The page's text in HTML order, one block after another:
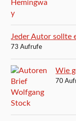
Jeder Autor sollte
73 Aufrufe
Wie
70